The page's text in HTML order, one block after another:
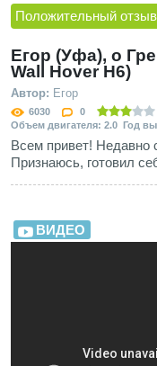
Положительный отзыв
Егор (Уфа), о
Wall Hover H6)
Автор: Егор
6030 0
Объем двигателя: 2.0 Год
Всем привет! Недавно
Признаюсь, готовил
ВИДЕО